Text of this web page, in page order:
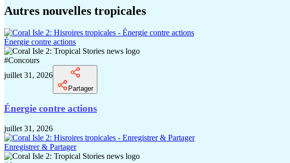
Autres nouvelles tropicales
Énergie contre actions
#Concours
juillet 31, 2026
Partager
Énergie contre actions
juillet 31, 2026
Enregistrer & Partager